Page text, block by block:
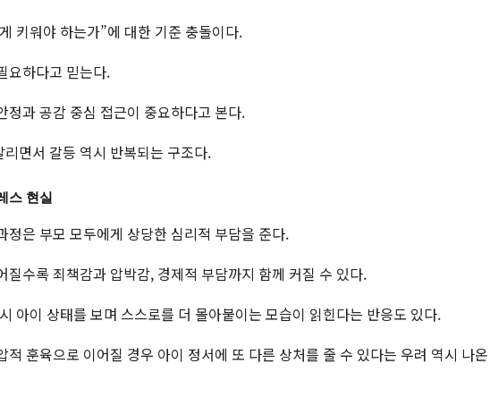
키워야 하는가”에 대한 기준 충돌이다.
요하다고 믿는다.
정과 공감 중심 접근이 중요하다고 본다.
면서 갈등 역시 반복되는 구조다.
스 현실
정은 부모 모두에게 상당한 심리적 부담을 준다.
질수록 죄책감과 압박감, 경제적 부담까지 함께 커질 수 있다.
아이 상태를 보며 스스로를 더 몰아붙이는 모습이 읽힌다는 반응도 있다.
적 훈육으로 이어질 경우 아이 정서에 또 다른 상처를 줄 수 있다는 우려 역시 나온